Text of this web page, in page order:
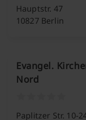
Hauptstr. 47
10827 Berlin
Evangel.
Nord
Paplitzer Str. 10-